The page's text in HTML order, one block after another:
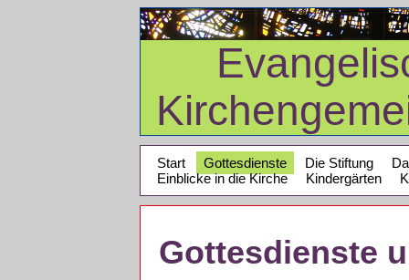
Start Gottesdienste Die Stiftung
Einblicke in die Kirche
Kindergärten
Gottesdienste